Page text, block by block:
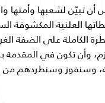
تبيّن لشعبها وأمتها
العلنية المكشوفة
الكاملة على الضفة
وأن تكون في
وسنفوز وسنطردهم من